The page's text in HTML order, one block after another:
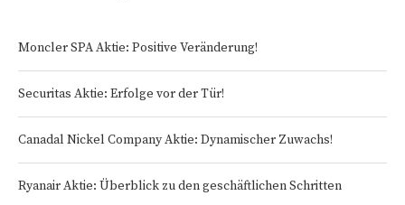
Moncler SPA Aktie: Positive Veränderung!
Securitas Aktie: Erfolge vor der Tür!
Canadal Nickel Company Aktie: Dynamischer Zuwachs!
Ryanair Aktie: Überblick zu den geschäftlichen Schritten